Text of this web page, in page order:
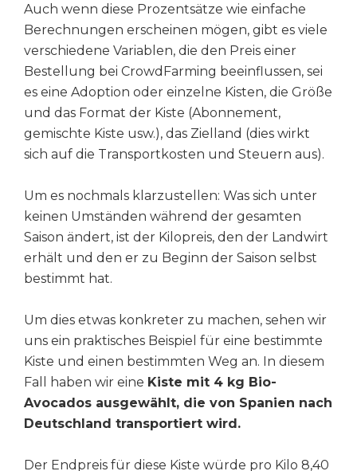
Auch wenn diese Prozentsätze wie einfache
Berechnungen erscheinen mögen, gibt es viele
verschiedene Variablen, die den Preis einer
Bestellung bei CrowdFarming beeinflussen, sei
es eine Adoption oder einzelne Kisten, die Größe
und das Format der Kiste (Abonnement,
gemischte Kiste usw.), das Zielland (dies wirkt
sich auf die Transportkosten und Steuern aus).
Um es nochmals klarzustellen: Was sich unter
keinen Umständen während der gesamten
Saison ändert, ist der Kilopreis, den der Landwirt
erhält und den er zu Beginn der Saison selbst
bestimmt hat.
Um dies etwas konkreter zu machen, sehen wir
uns ein praktisches Beispiel für eine bestimmte
Kiste und einen bestimmten Weg an. In diesem
Fall haben wir eine Kiste mit 4 kg Bio-
Avocados ausgewählt, die von Spanien nach
Deutschland transportiert wird.
Der Endpreis für diese Kiste würde pro Kilo 8,40